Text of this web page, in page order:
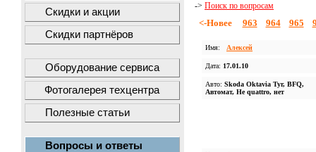
Скидки и акции
Скидки партнёров
Оборудование сервиса
Фотогалерея техцентра
Полезные статьи
Вопросы и ответы
-> Поиск по вопросам
<-Новее 963 964 965
Имя: Алексей
Дата: 17.01.10
Авто: Skoda Oktavia Tyr, BFQ,
Автомат, Не quattro, нет